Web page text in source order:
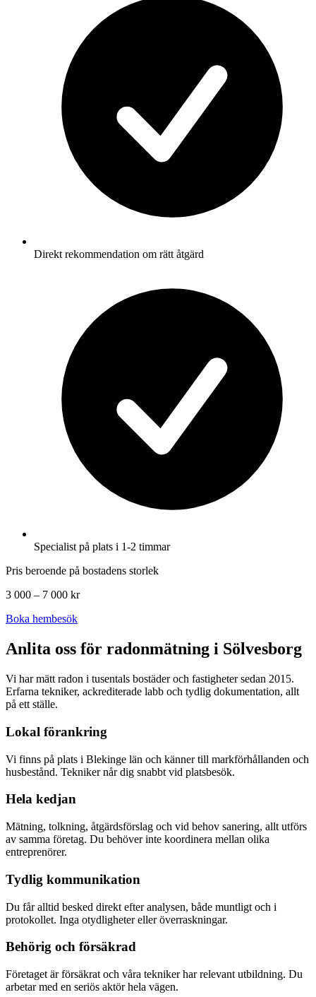
Direkt rekommendation om rätt åtgärd
Specialist på plats i 1-2 timmar
Pris beroende på bostadens storlek
3 000 – 7 000 kr
Boka hembesök
Anlita oss för radonmätning i Sölvesborg
Vi har mätt radon i tusentals bostäder och fastigheter sedan 2015.
Erfarna tekniker, ackrediterade labb och tydlig dokumentation, allt
på ett ställe.
Lokal förankring
Vi finns på plats i Blekinge län och känner till markförhållanden och
husbestånd. Tekniker når dig snabbt vid platsbesök.
Hela kedjan
Mätning, tolkning, åtgärdsförslag och vid behov sanering, allt utförs
av samma företag. Du behöver inte koordinera mellan olika
entreprenörer.
Tydlig kommunikation
Du får alltid besked direkt efter analysen, både muntligt och i
protokollet. Inga otydligheter eller överraskningar.
Behörig och försäkrad
Företaget är försäkrat och våra tekniker har relevant utbildning. Du
arbetar med en seriös aktör hela vägen.